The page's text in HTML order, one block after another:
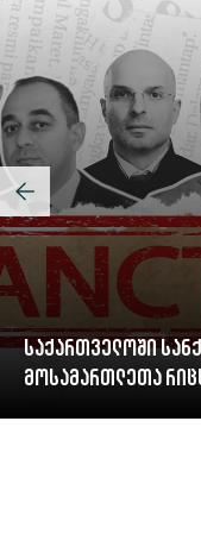
საქართველოში
მოსამართლეთა